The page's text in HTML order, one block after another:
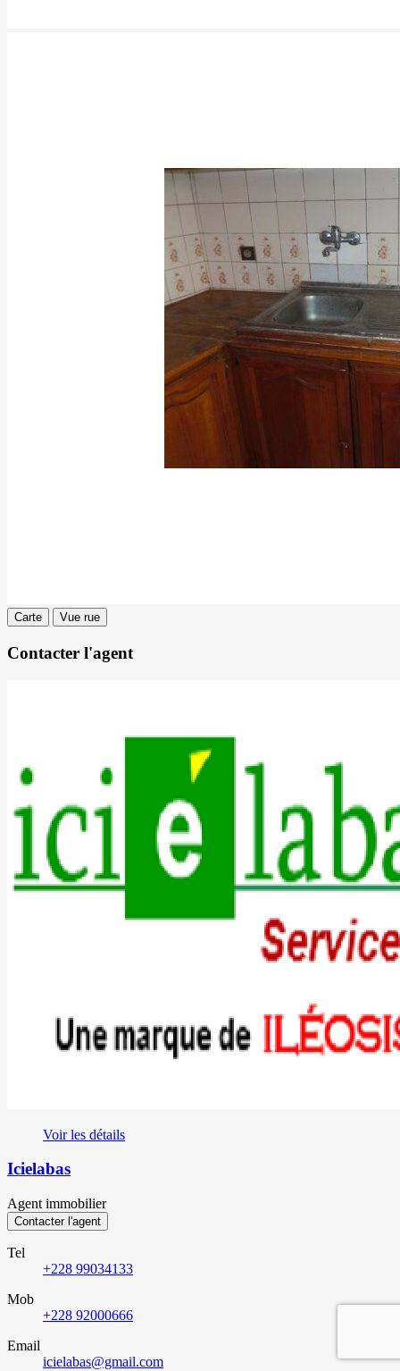
Carte Vue rue
Contacter l'agent
Voir les détails
Icielabas
Agent immobilier
Contacter l'agent
Tel
+228 99034133
Mob
+228 92000666
Email
icielabas@gmail.com